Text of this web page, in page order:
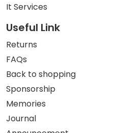
It Services
Useful Link
Returns
FAQs
Back to shopping
Sponsorship
Memories
Journal